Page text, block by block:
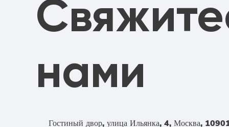
нами
Гостиный двор, улица Ильянка, 4, Москва,